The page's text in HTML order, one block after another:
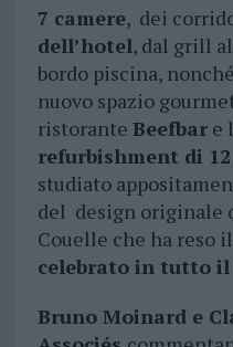
7 camere, dei
dell’hotel, dal grill
bordo piscina,
nuovo spazio
ristorante Beefbare
refurbishment di
studiato
del design originale
Couelle che ha reso il
celebrato in tutto il
Bruno Moinard e